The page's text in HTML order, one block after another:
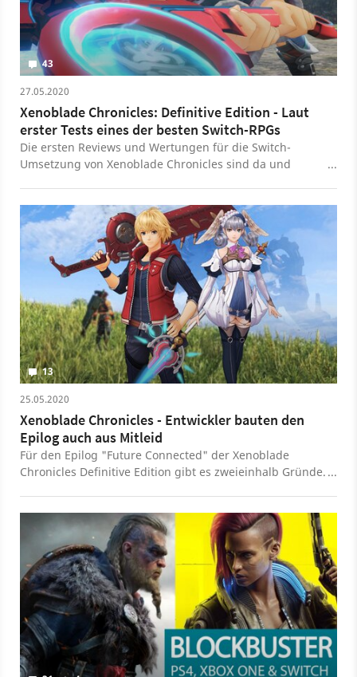
43
27.05.2020
Xenoblade Chronicles: Definitive Edition - Laut
erster Tests eines der besten Switch-RPGs
Die ersten Reviews und Wertungen für die Switch-
Umsetzung von Xenoblade Chronicles sind da und
13
25.05.2020
Xenoblade Chronicles - Entwickler bauten den
Epilog auch aus Mitleid
Für den Epilog "Future Connected" der Xenoblade
Chronicles Definitive Edition gibt es zweieinhalb Gründe.